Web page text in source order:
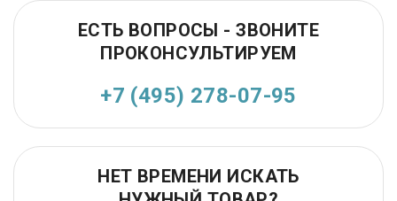
ЕСТЬ ВОПРОСЫ - ЗВОНИТЕ
ПРОКОНСУЛЬТИРУЕМ
+7 (495) 278-07-95
НЕТ ВРЕМЕНИ ИСКАТЬ